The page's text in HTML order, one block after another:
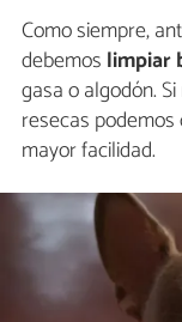
Como siempre,
debemos limpiar
gasa o algodón.
resecas
mayor facilidad.